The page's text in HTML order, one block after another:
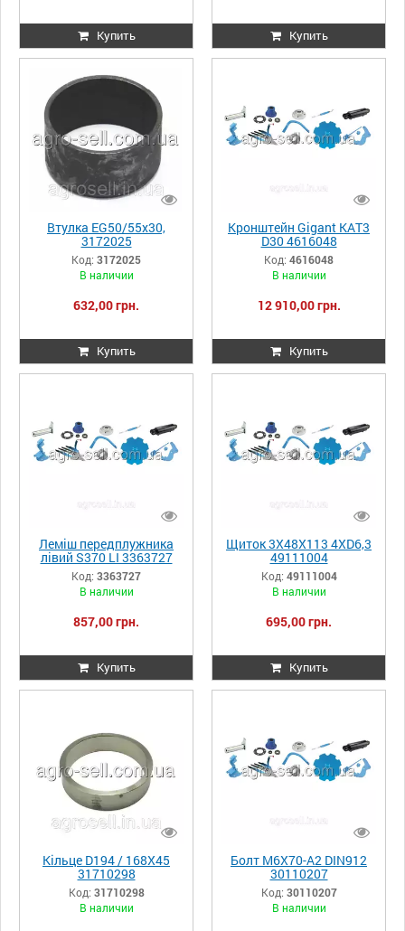
Купить Купить
Втулка EG50/55x30,
3172025
Код: 3172025
В наличии
632,00 грн.
Купить
Кронштейн Gigant KAT3
D30 4616048
Код: 4616048
В наличии
12 910,00 грн.
Купить
Леміш передплужника
лівий S370 LI 3363727
Код: 3363727
В наличии
857,00 грн.
Купить
Щиток 3X48X113 4XD6,3
49111004
Код: 49111004
В наличии
695,00 грн.
Купить
Кільце D194 / 168X45
31710298
Код: 31710298
В наличии
Болт M6X70-A2 DIN912
30110207
Код: 30110207
В наличии